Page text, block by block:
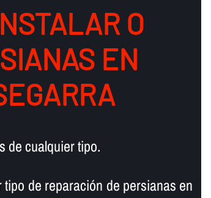
O
EN
de cualquier tipo.
de reparación de persianas en